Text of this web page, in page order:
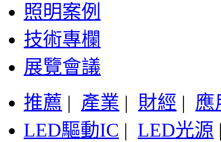
照明案例
技術專欄
展覽會議
推薦 | 產業 | 財經 | 應
LED驅動IC | LED光源